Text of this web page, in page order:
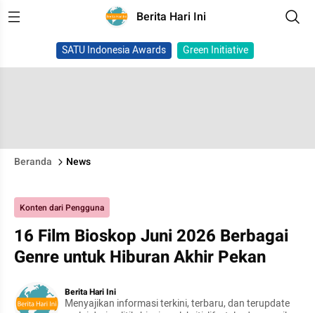
Berita Hari Ini
SATU Indonesia Awards Green Initiative
Beranda News
Konten dari Pengguna
16 Film Bioskop Juni 2026 Berbagai
Genre untuk Hiburan Akhir Pekan
Berita Hari Ini
Menyajikan informasi terkini, terbaru, dan terupdate